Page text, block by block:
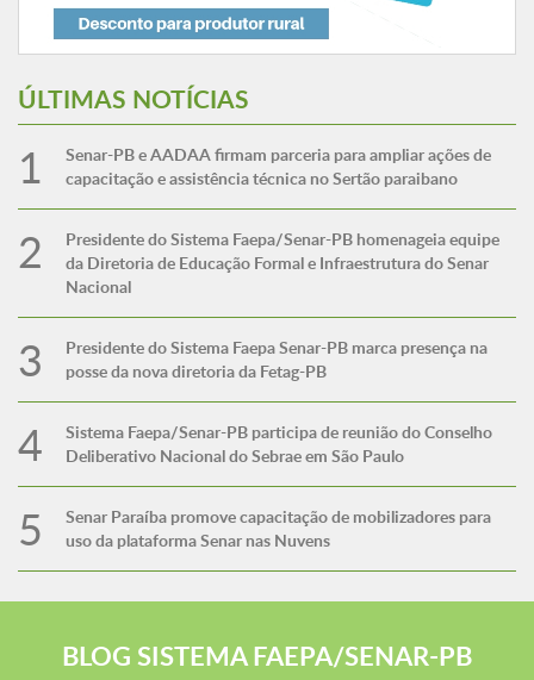
ÚLTIMAS NOTÍCIAS
Senar-PB e AADAA firmam parceria para ampliar ações de
capacitação e assistência técnica no Sertão paraibano
Presidente do Sistema Faepa/Senar-PB homenageia equipe
da Diretoria de Educação Formal e Infraestrutura do Senar
Nacional
Presidente do Sistema Faepa Senar-PB marca presença na
posse da nova diretoria da Fetag-PB
Sistema Faepa/Senar-PB participa de reunião do Conselho
Deliberativo Nacional do Sebrae em São Paulo
Senar Paraíba promove capacitação de mobilizadores para
uso da plataforma Senar nas Nuvens
BLOG SISTEMA FAEPA/SENAR-PB